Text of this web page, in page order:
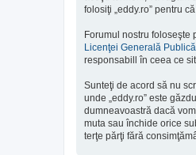
folosiţi „eddy.ro” pentru
Forumul nostru foloseşte
Licenţei Generală Publică
responsabill în ceea ce
Sunteţi de acord să nu
unde „eddy.ro” este
dumneavoastră dacă
muta sau închide orice
terţe părţi fără